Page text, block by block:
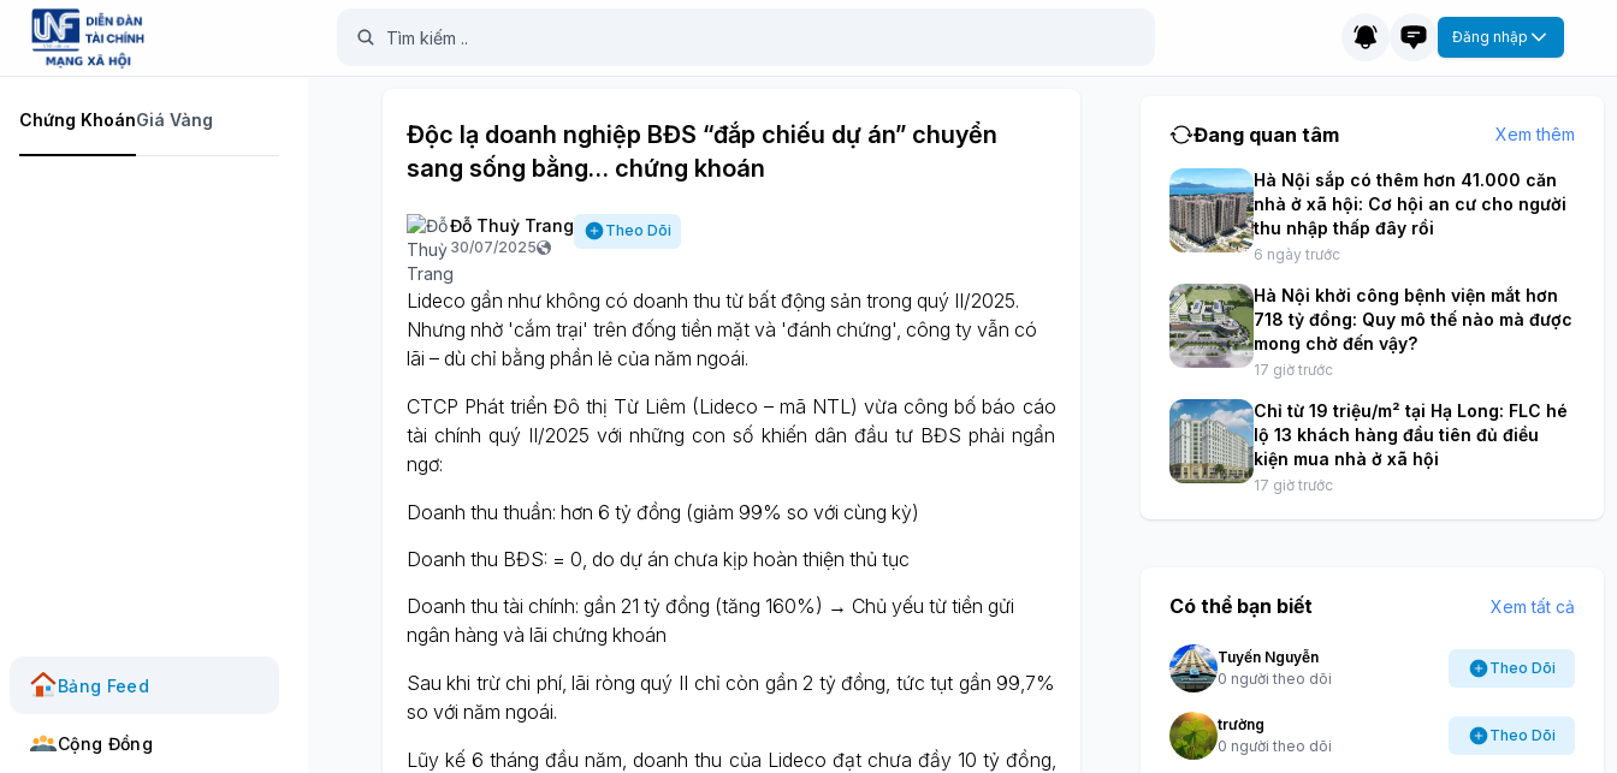
Đăng nhập
Chứng KhoánGiá Vàng
Bảng Feed
Cộng Đồng
Độc lạ doanh nghiệp BĐS “đắp chiếu dự án” chuyển
sang sống bằng… chứng khoán
Đỗ Thuỳ Trang
30/07/2025
Theo Dõi
Lideco gần như không có doanh thu từ bất động sản trong quý II/2025.
Nhưng nhờ 'cắm trại' trên đống tiền mặt và 'đánh chứng', công ty vẫn có
lãi – dù chỉ bằng phần lẻ của năm ngoái.
CTCP Phát triển Đô thị Từ Liêm (Lideco – mã NTL) vừa công bố báo cáo
tài chính quý II/2025 với những con số khiến dân đầu tư BĐS phải ngẩn
ngơ:
Doanh thu thuần: hơn 6 tỷ đồng (giảm 99% so với cùng kỳ)
Doanh thu BĐS: = 0, do dự án chưa kịp hoàn thiện thủ tục
Doanh thu tài chính: gần 21 tỷ đồng (tăng 160%) → Chủ yếu từ tiền gửi
ngân hàng và lãi chứng khoán
Sau khi trừ chi phí, lãi ròng quý II chỉ còn gần 2 tỷ đồng, tức tụt gần 99,7%
so với năm ngoái.
Lũy kế 6 tháng đầu năm, doanh thu của Lideco đạt chưa đầy 10 tỷ đồng,
Đang quan tâm Xem thêm
Hà Nội sắp có thêm hơn 41.000 căn
nhà ở xã hội: Cơ hội an cư cho người
thu nhập thấp đây rồi
6 ngày trước
Hà Nội khởi công bệnh viện mắt hơn
718 tỷ đồng: Quy mô thế nào mà được
mong chờ đến vậy?
17 giờ trước
Chỉ từ 19 triệu/m² tại Hạ Long: FLC hé
lộ 13 khách hàng đầu tiên đủ điều
kiện mua nhà ở xã hội
17 giờ trước
Có thể bạn biết Xem tất cả
Tuyến Nguyễn
0 người theo dõi
Theo Dõi
trường
0 người theo dõi
Theo Dõi